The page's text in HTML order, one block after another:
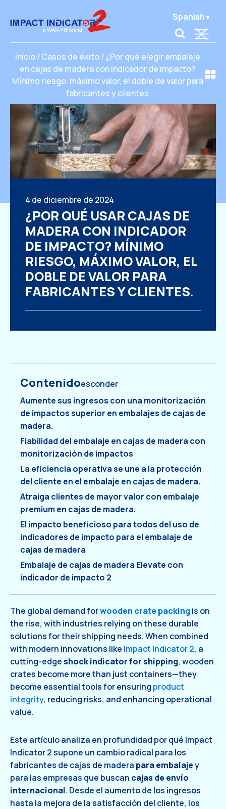
Spanish
Inicio/Casos de éxito/¿Por qué elegir embalaje
en cajas de madera con indicador de impacto?
Mínimo riesgo, máximo valor, el doble de valor para
fabricantes y clientes
4 de diciembre de 2024
¿POR QUÉ USAR CAJAS DE
MADERA CON INDICADOR
DE IMPACTO? MÍNIMO
RIESGO, MÁXIMO VALOR, EL
DOBLE DE VALOR PARA
FABRICANTES Y CLIENTES.
Contenidoesconder
Aumente sus ingresos con una monitorización
de impactos superior en embalajes de cajas de
madera.
Fiabilidad del embalaje en cajas de madera con
monitorización de impactos
La eficiencia operativa se une a la protección
del cliente en el embalaje en cajas de madera.
Atraiga clientes de mayor valor con embalaje
premium en cajas de madera.
El impacto beneficioso para todos del uso de
indicadores de impacto para el embalaje de
cajas de madera
Embalaje de cajas de madera Elevate con
indicador de impacto 2
The global demand forwooden crate packingis on
the rise, with industries relying on these durable
solutions for their shipping needs. When combined
with modern innovations like Impact Indicator 2, a
cutting-edgeshock indicator for shipping, wooden
crates become more than just containers—they
become essential tools for ensuring product
integrity, reducing risks, and enhancing operational
value.
Este artículo analiza en profundidad por qué Impact
Indicator 2 supone un cambio radical para los
fabricantes de cajas de madera para embalajey
para las empresas que buscan cajas de envío
internacional. Desde el aumento de los ingresos
hasta la mejora de la satisfacción del cliente, los